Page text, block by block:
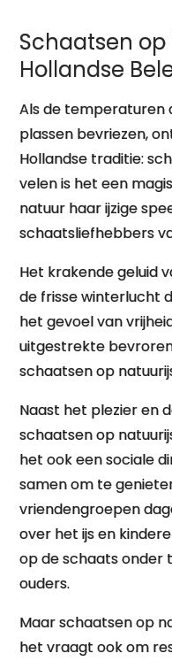
Schaatsen op
Hollandse
Als de temperaturen
plassen bevriezen,
Hollandse traditie:
velen is het een
natuur haar ijzige
schaatsliefhebbers
Het krakende geluid
de frisse winterlucht
het gevoel van
uitgestrekte
schaatsen op
Naast het plezier en
schaatsen op
het ook een sociale
samen om te
vriendengroepen
over het ijs en
op de schaats onder
ouders.
Maar schaatsen op
het vraagt ook om